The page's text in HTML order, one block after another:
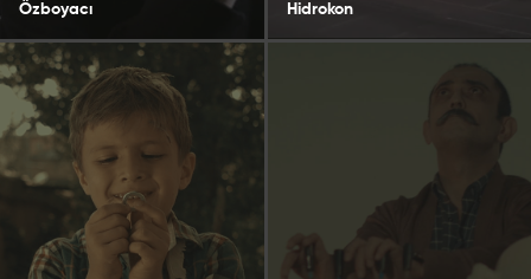
Özboyacı Hidrokon